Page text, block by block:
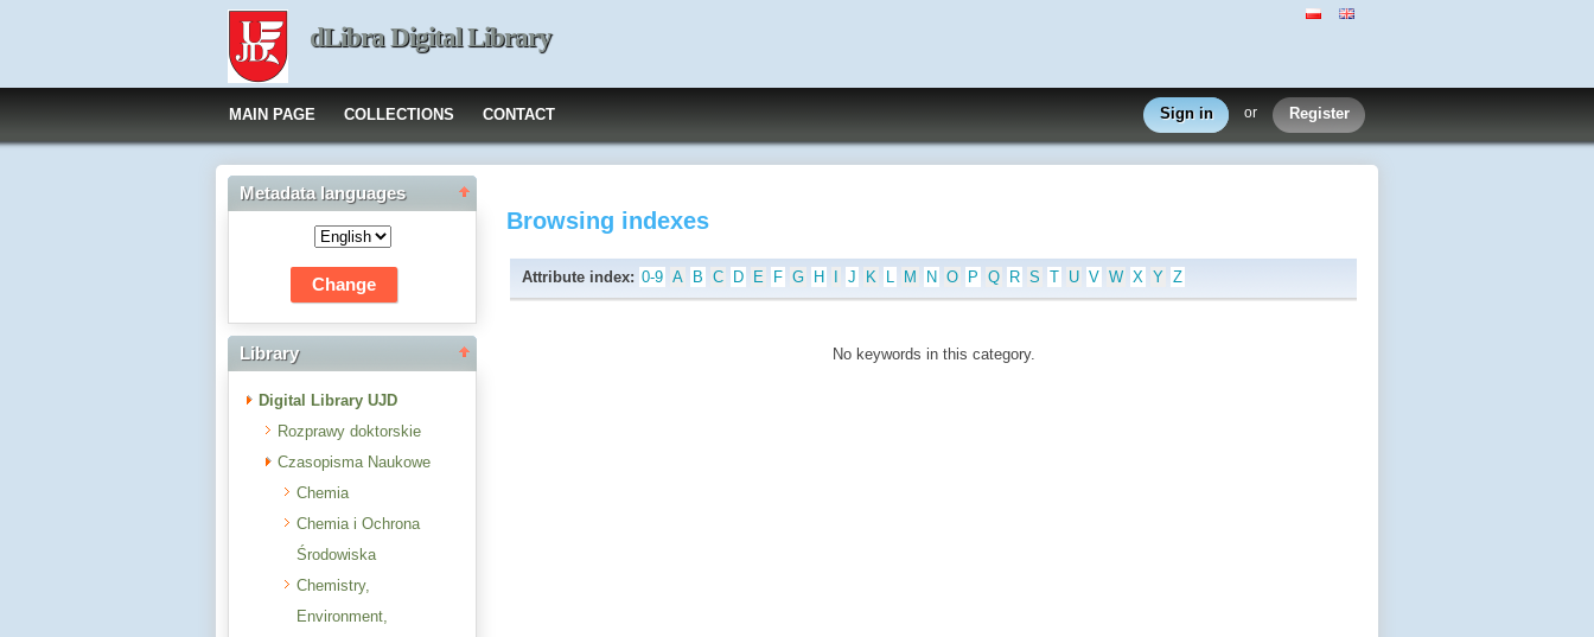
dLibra Digital Library
MAIN PAGE COLLECTIONS CONTACT Sign in or Register
Metadata languages
Library
Digital Library UJD
Rozprawy doktorskie
Czasopisma Naukowe
Chemia
Chemia i Ochrona
Środowiska
Chemistry,
Environment,
Browsing indexes
Attribute index: 0-9 A B C D E F G H J K L M N O P Q R S T U V W X Y Z
No keywords in this category.